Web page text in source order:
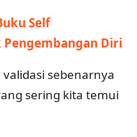
Self
Diri
sebenarnya
sering kita temui